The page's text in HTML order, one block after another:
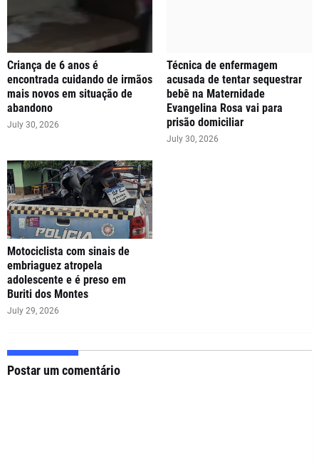
Criança de 6 anos é
encontrada cuidando de irmãos
mais novos em situação de
abandono
July 30, 2026
Técnica de enfermagem
acusada de tentar sequestrar
bebê na Maternidade
Evangelina Rosa vai para
prisão domiciliar
July 30, 2026
Motociclista com sinais de
embriaguez atropela
adolescente e é preso em
Buriti dos Montes
July 29, 2026
Postar um comentário